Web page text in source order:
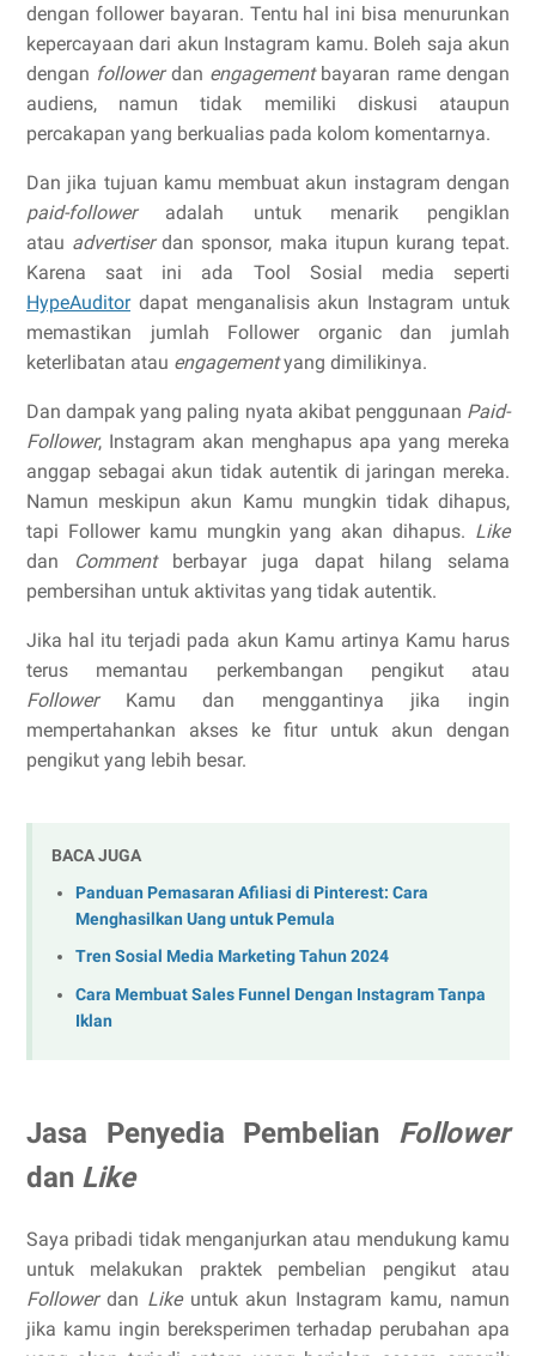
dengan follower bayaran. Tentu hal ini bisa menurunkan
kepercayaan dari akun Instagram kamu. Boleh saja akun
dengan followerdan engagementbayaran rame dengan
audiens, namun tidak memiliki diskusi ataupun
percakapan yang berkualias pada kolom komentarnya.
Dan jika tujuan kamu membuat akun instagram dengan
paid-follower adalah untuk menarik pengiklan
atau advertiserdan sponsor, maka itupun kurang tepat.
Karena saat ini ada Tool Sosial media seperti
HypeAuditordapat menganalisis akun Instagram untuk
memastikan jumlah Follower organic dan jumlah
keterlibatan atau engagementyang dimilikinya.
Dan dampak yang paling nyata akibat penggunaan Paid-
Follower, Instagram akan menghapus apa yang mereka
anggap sebagai akun tidak autentik di jaringan mereka.
Namun meskipun akun Kamu mungkin tidak dihapus,
tapi Follower kamu mungkin yang akan dihapus. Like
dan
Comment berbayar juga dapat hilang selama
pembersihan untuk aktivitas yang tidak autentik.
Jika hal itu terjadi pada akun Kamu artinya Kamu harus
terus memantau perkembangan pengikut atau
Follower Kamu dan menggantinya jika ingin
mempertahankan akses ke fitur untuk akun dengan
pengikut yang lebih besar.
BACA JUGA
Panduan Pemasaran Afiliasi di Pinterest: Cara
Menghasilkan Uang untuk Pemula
Tren Sosial Media Marketing Tahun 2024
Cara Membuat Sales Funnel Dengan Instagram Tanpa
Iklan
Jasa Penyedia Pembelian Follower
dan Like
Saya pribadi tidak menganjurkan atau mendukung kamu
untuk melakukan praktek pembelian pengikut atau
Follower dan Likeuntuk akun Instagram kamu, namun
jika kamu ingin bereksperimen terhadap perubahan apa